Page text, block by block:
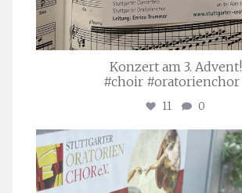
Konzert am 3. Advent!
#choir #oratorienchor
11 0
stuttgarter_oratorienchor
Juli 23